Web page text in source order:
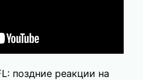
поздние реакции на